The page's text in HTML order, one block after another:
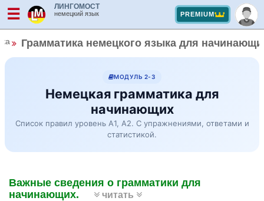
☰ ЛИНГОМОСТ
немецкий язык PREMIUM
Грамматика немецкого языка для
МОДУЛЬ 2-3
Немецкая грамматика для
начинающих
Список правил уровень A1, A2. С упражнениями, ответами и
статистикой.
Важные сведения о грамматики для
начинающих.
читать